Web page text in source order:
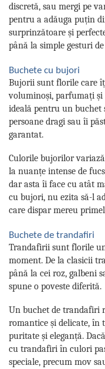
discretă, sau mergi pe
pentru a adăuga puțin
surprinzătoare și
până la simple gesturi
Buchete cu bujori
Bujorii sunt florile care
voluminoși, parfumați și
ideală pentru un
persoane dragi sau îi
garantat.
Culorile bujorilor
la nuanțe intense de
dar asta îi face cu atât
cu bujori, nu ezita să-l
care dispar mereu
Buchete de trandafiri
Trandafirii sunt florile
moment. De la clasicii
până la cei roz, galbeni
spune o poveste diferită.
Un buchet de trandafiri
romantice și delicate, în
puritate și eleganță.
cu trandafiri în culori
speciale, precum mov